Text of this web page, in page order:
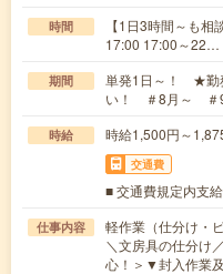
時間
【1日3時間～も
17:00 17:00～22…
期間
単発1日～！ ★勤
い！ ＃8月～ ＃
時給 時給1,500円～
交通費
■ 交通費規定内支
仕事内容
軽作業（仕分け・
＼文房具の仕分け
心！＞▼封入作業